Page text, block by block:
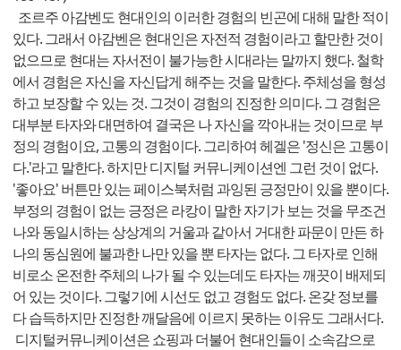
조르주 아감벤도 현대인의 이러한 경험의 빈곤에 대해 말한 적이
있다. 그래서 아감벤은 현대인은 자전적 경험이라고 할만한 것이
없으므로 현대는 자서전이 불가능한 시대라는 말까지 했다. 철학
에서 경험은 자신을 자신답게 해주는 것을 말한다. 주체성을 형성
하고 보장할 수 있는 것. 그것이 경험의 진정한 의미다. 그 경험은
대부분 타자와 대면하여 결국은 나 자신을 깍아내는 것이므로 부
정의 경험이요, 고통의 경험이다. 그리하여 헤겔은 '정신은 고통이
다.'라고 말한다. 하지만 디지털 커뮤니케이션엔 그런 것이 없다.
'좋아요' 버튼만 있는 페이스북처럼 과잉된 긍정만이 있을 뿐이다.
부정의 경험이 없는 긍정은 라캉이 말한 자기가 보는 것을 무조건
나와 동일시하는 상상계의 거울과 같아서 거대한 파문이 만든 하
나의 동심원에 불과한 나만 있을 뿐 타자는 없다. 그 타자로 인해
비로소 온전한 주체의 나가 될 수 있는데도 타자는 깨끗이 배제되
어 있는 것이다. 그렇기에 시선도 없고 경험도 없다. 온갖 정보를
다 습득하지만 진정한 깨달음에 이르지 못하는 이유도 그래서다.
디지털커뮤니케이션은 쇼핑과 더불어 현대인들이 소속감으로